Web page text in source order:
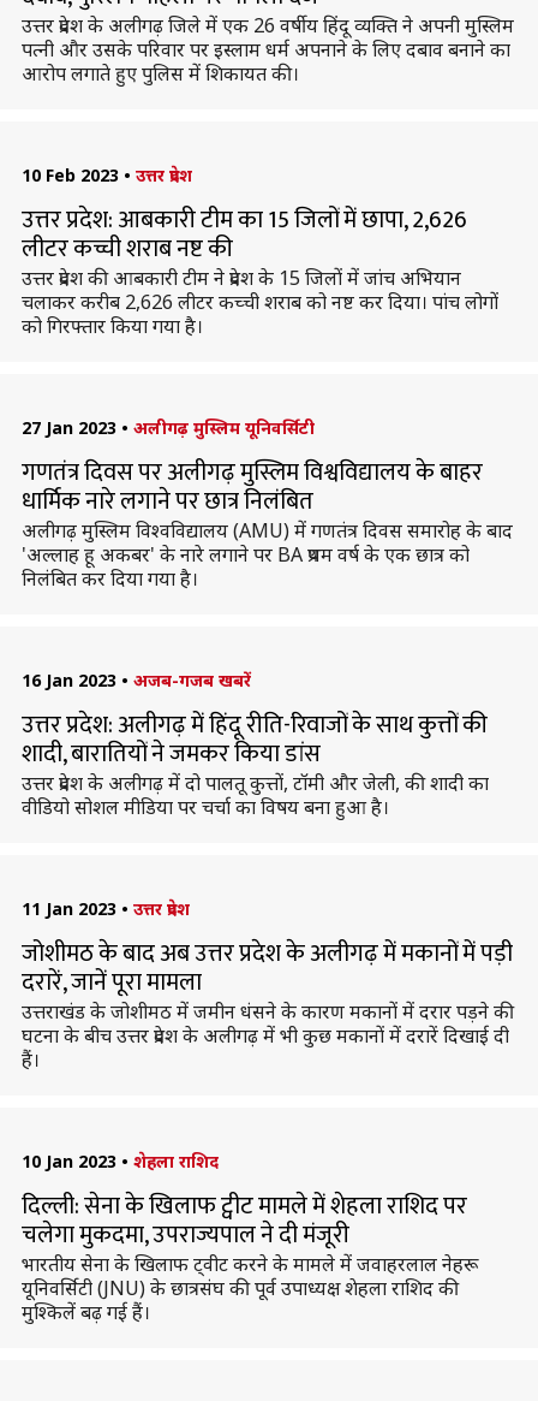
उत्तर प्रदेश के अलीगढ़ जिले में एक 26 वर्षीय हिंदू व्यक्ति ने अपनी मुस्लिम
पत्नी और उसके परिवार पर इस्लाम धर्म अपनाने के लिए दबाव बनाने का
आरोप लगाते हुए पुलिस में शिकायत की।
10 Feb 2023 • उत्तर प्रदेश
उत्तर प्रदेश: आबकारी टीम का 15 जिलों में छापा, 2,626
लीटर कच्ची शराब नष्ट की
उत्तर प्रदेश की आबकारी टीम ने प्रदेश के 15 जिलों में जांच अभियान
चलाकर करीब 2,626 लीटर कच्ची शराब को नष्ट कर दिया। पांच लोगों
को गिरफ्तार किया गया है।
27 Jan 2023 • अलीगढ़ मुस्लिम यूनिवर्सिटी
गणतंत्र दिवस पर अलीगढ़ मुस्लिम विश्वविद्यालय के बाहर
धार्मिक नारे लगाने पर छात्र निलंबित
अलीगढ़ मुस्लिम विश्वविद्यालय (AMU) में गणतंत्र दिवस समारोह के बाद
'अल्लाह हू अकबर' के नारे लगाने पर BA प्रथम वर्ष के एक छात्र को
निलंबित कर दिया गया है।
16 Jan 2023 • अजब-गजब खबरें
उत्तर प्रदेश: अलीगढ़ में हिंदू रीति-रिवाजों के साथ कुत्तों की
शादी, बारातियों ने जमकर किया डांस
उत्तर प्रदेश के अलीगढ़ में दो पालतू कुत्तों, टॉमी और जेली, की शादी का
वीडियो सोशल मीडिया पर चर्चा का विषय बना हुआ है।
11 Jan 2023 • उत्तर प्रदेश
जोशीमठ के बाद अब उत्तर प्रदेश के अलीगढ़ में मकानों में पड़ी
दरारें, जानें पूरा मामला
उत्तराखंड के जोशीमठ में जमीन धंसने के कारण मकानों में दरार पड़ने की
घटना के बीच उत्तर प्रदेश के अलीगढ़ में भी कुछ मकानों में दरारें दिखाई दी
हैं।
10 Jan 2023 • शेहला राशिद
दिल्ली: सेना के खिलाफ ट्वीट मामले में शेहला राशिद पर
चलेगा मुकदमा, उपराज्यपाल ने दी मंजूरी
भारतीय सेना के खिलाफ ट्वीट करने के मामले में जवाहरलाल नेहरू
यूनिवर्सिटी (JNU) के छात्रसंघ की पूर्व उपाध्यक्ष शेहला राशिद की
मुश्किलें बढ़ गई हैं।